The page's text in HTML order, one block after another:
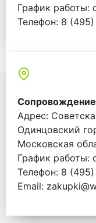
График работы:
Телефон: 8
Адрес:
Одинцовский
Московская
График работы:
Телефон: 8
Email: